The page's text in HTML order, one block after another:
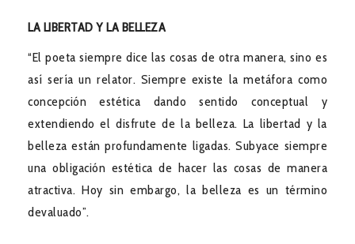
LA LIBERTAD Y LA BELLEZA
“El poeta siempre dice las cosas de otra manera, sino es
así sería un relator. Siempre existe la metáfora como
concepción estética dando sentido conceptual y
extendiendo el disfrute de la belleza. La libertad y la
belleza están profundamente ligadas. Subyace siempre
una obligación estética de hacer las cosas de manera
atractiva. Hoy sin embargo, la belleza es un término
devaluado”.